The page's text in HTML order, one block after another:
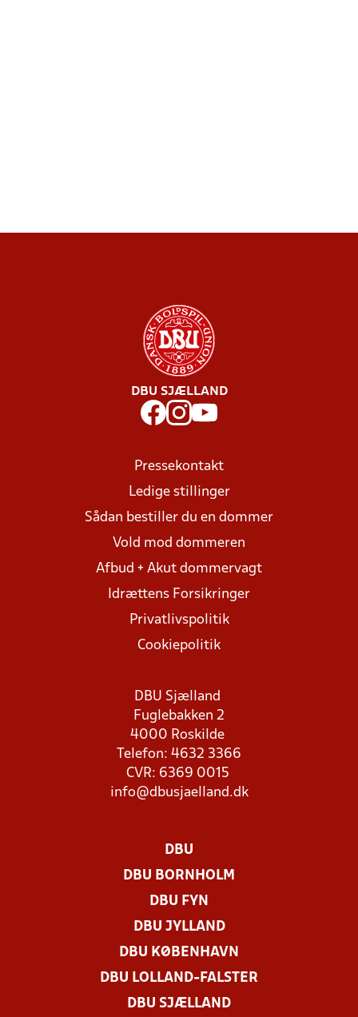
DBU SJÆLLAND
Pressekontakt
Ledige stillinger
Sådan bestiller du en dommer
Vold mod dommeren
Afbud + Akut dommervagt
Idrættens Forsikringer
Privatlivspolitik
Cookiepolitik
DBU Sjælland
Fuglebakken 2
4000 Roskilde
Telefon: 4632 3366
CVR: 6369 0015
info@dbusjaelland.dk
DBU
DBU BORNHOLM
DBU FYN
DBU JYLLAND
DBU KØBENHAVN
DBU LOLLAND-FALSTER
DBU SJÆLLAND